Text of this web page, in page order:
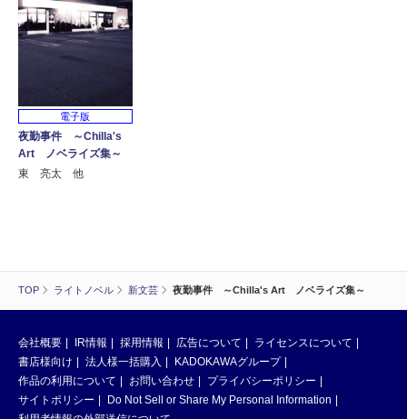
TOP ライトノベル 新文芸 夜勤事件 ～Chilla's Art ノベライズ集～
電子版
夜勤事件 ～Chilla's
Art ノベライズ集～
東 亮太 他
会社概要 IR情報 採用情報 広告について
ライセンスについて
書店様向け
法人様一括購入
KADOKAWAグループ
作品の利用について
お問い合わせ
プライバシーポリシー
サイトポリシー
Do Not Sell or Share My Personal Information